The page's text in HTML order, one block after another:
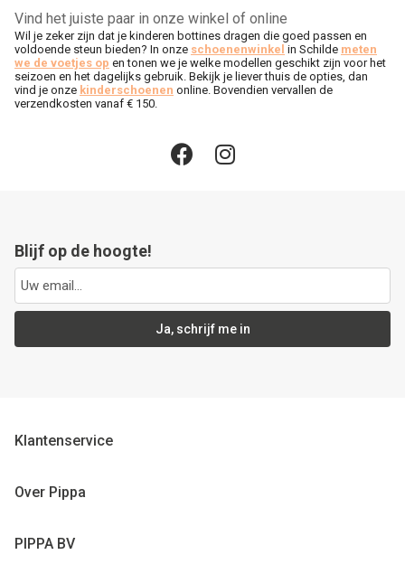
Vind het juiste paar in onze winkel of online
Wil je zeker zijn dat je kinderen bottines dragen die goed passen en
voldoende steun bieden? In onze schoenenwinkel in Schilde meten
we de voetjes op en tonen we je welke modellen geschikt zijn voor het
seizoen en het dagelijks gebruik. Bekijk je liever thuis de opties, dan
vind je onze kinderschoenen online. Bovendien vervallen de
verzendkosten vanaf € 150.
Blijf op de hoogte!
Ja, schrijf me in
Klantenservice
Over Pippa
PIPPA BV